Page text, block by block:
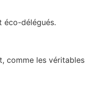
éco-délégués.
comme les véritables